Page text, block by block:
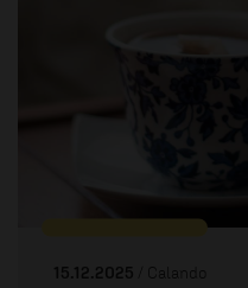
15.12.2025 / Calando